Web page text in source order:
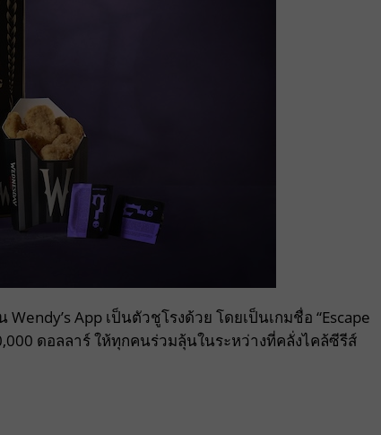
App เป็นตัวชูโรงด้วย โดยเป็นเกมชื่อ “Escape
ดอลลาร์ ให้ทุกคนร่วมลุ้นในระหว่างที่คลั่งไคล้ซีรีส์